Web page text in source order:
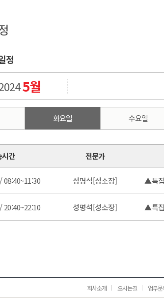
정
5월
화요일 수요일
시간 전문가
08:40~11:30 성명석[성소장] ▲특
20:40~22:10 성명석[성소장] ▲특
회사소개 오시는길 업무문